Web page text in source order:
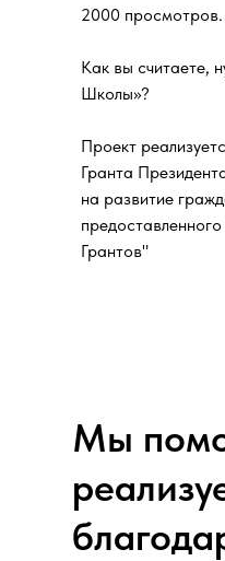
2000 просмотров.
Как вы считаете,
Школы»?
Проект
Гранта
на развитие
Грантов"
Мы